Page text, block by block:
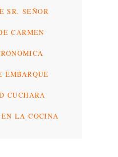
SR. SEÑOR
CARMEN
EMBARQUE
CUCHARA
LA COCINA